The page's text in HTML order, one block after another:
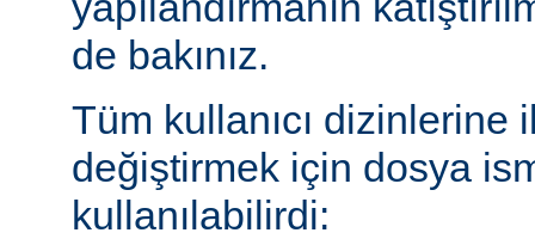
de bakınız.
Tüm kullanıcı dizinlerine
değiştirmek için dosya
kullanılabilirdi: